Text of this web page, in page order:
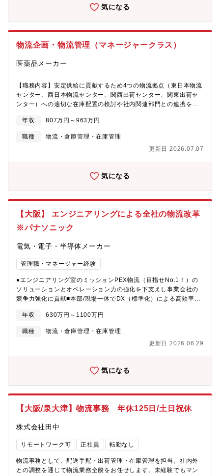
の商品は多く使われており、河川の水質汚濁を防ぐ為の防止膜
膜構造建築物】東京駅八重洲口グランルーフ、西武ドーム（天
井）、埼玉スタジアム（天井）、味の素スタジアム（天井）、阪
神競馬場（観客席シェード部分）、大阪ユニバーサルシティ駅、
新豊洲Brilliaランニングスタジアム、Medina Haram Piazza
Shading Umbrellas(Saudi Arabia)、Denver International
TRAMSTATION（Poland） 等
にも携わることができます。例えば、積載効率の向上や輸送方法
かつ高品質な製品供給を目指せる環境です。自身の仕事が事業運
制・働き方】■入社後研修とOJTを行います。■年休129日、完全
単位、半日・1時間単位で取得出来るものがあり、またそれとは別
【企業の魅力】■同社は「世界の衛生・環境・健康に貢献する」と
いう基本理念のもと、「ヤシノミ洗剤」「ラカントS」「ウィル・
ステラ」等、幅広い洗剤・消毒剤等の製造販売を行う。従来より
欧州やASEANでのビジネス拡大を積極的に行う。また企業と人材
（障がいを持つ方）や女性の方々にも活躍いただけるようダイバ
気になる
物流企画・物流管理（マネージャークラス）
医薬品メーカー
【職務内容】安定供給に貢献するため4つの物流拠点（東日本物流
センター、西日本物流センター、関西出荷センター、関東出荷セ
ンター）への適切な在庫配置の検討や社内関連部門との連携を行
うに、出荷作業に必要なSAPデータの作成・送信を行っていま
す。製品品質（完全性）を維持したままお届け先へ製品をお届け
するため運送会社や3PLと連携をとり、平時だけでなく災害時を
含めて対応しています。加えて、必要に応じて教育・指導なども
す。・受注業務の統括（受注処理フローの運用・改善、納期管
管理、全社在庫移動の在庫配置最適化）・外部物流業者や運送会
善）・部下の育成・評価（OJT、目標設定、能力開発）・業務改
善、効率化推進（KPI設定/モニタリング、業務プロセス改革の推
年収 807万円～963万円
職種
物流・倉庫管理・在庫管理
更新日 2026.07.07
気になる
【大阪】 エンジニアリングによる全社の物流改革
※パナソニック
電気・電子・半導体メーカー
管理職・マネージャー経験
●エンジニアリング室のミッションPEX物流（目指せNo.1！）の
ソリューションとオペレーション力の強化を下支えし事業会社の
競争力強化に貢献■本部/現場一体でDX（標準化）による高効率な
支え■物流の専門的な知識と最先端の技術を有し、データ分析を駆
使しオペレーションを全体視点で最適化できる人材を育成●募集背
景ロジスティクスを取り巻く世界情勢は不確実性が持続し、また
日本国内においても物流2024年問題を皮切りに、物流業界におけ
ン、オペレーション力が求められている中、PEX物流は、パナソ
ューションの提供」を通じて「Trading＆Logistics経営を確立」
グループの物流エンジニアリングを通じた物流改革の推進リーダ
じて高効率な物流オペレーションを構築 ②オペレーションの改
革/改善をリードできるエンジニアリング人材（本部/拠点）の育
成/風土醸成とノウハウの体系化/知見化 ③新規物流ソリューショ
ンの構想・設計/開発・実証と協業ベンダーの開拓/連携●具体的な
仕事内容改革推進リーダーとして、生産性向上、コスト削減など
年収 630万円～1100万円
職種
物流・倉庫管理・在庫管理
更新日 2026.06.29
気になる
【大阪/泉大津】物流事務 年休125日/土日祝休
株式会社田中
リモートワーク可 正社員 転勤なし
物流事務として、配送手配・出荷管理・在庫管理を担当。社内外
との調整を通じて物流業務全般をお任せします。未経験でもマン